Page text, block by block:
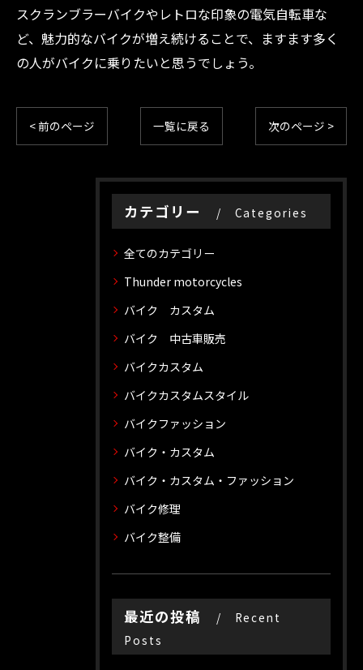
スクランブラーバイクやレトロな印象の電気自転車な
ど、魅力的なバイクが増え続けることで、ますます多く
の人がバイクに乗りたいと思うでしょう。
< 前のページ 一覧に戻る 次のページ >
カテゴリー Categories
全てのカテゴリー
Thunder motorcycles
バイク カスタム
バイク 中古車販売
バイクカスタム
バイクカスタムスタイル
バイクファッション
バイク・カスタム
バイク・カスタム・ファッション
バイク修理
バイク整備
最近の投稿
Recent
Posts